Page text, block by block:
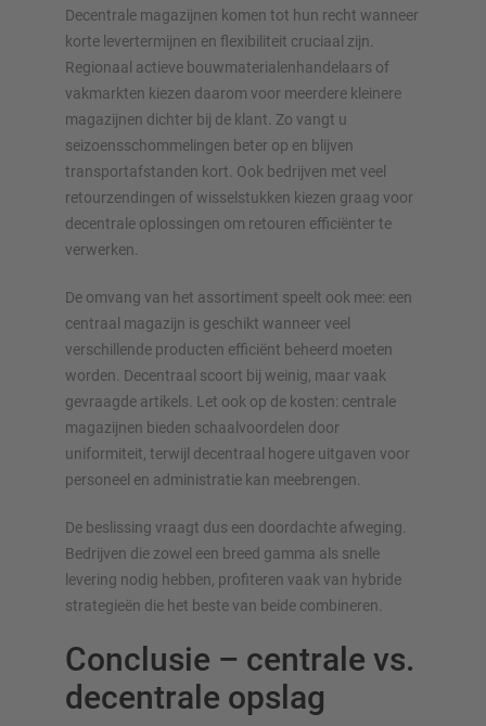
Decentrale magazijnen komen tot hun recht wanneer
korte levertermijnen en flexibiliteit cruciaal zijn.
Regionaal actieve bouwmaterialenhandelaars of
vakmarkten kiezen daarom voor meerdere kleinere
magazijnen dichter bij de klant. Zo vangt u
seizoensschommelingen beter op en blijven
transportafstanden kort. Ook bedrijven met veel
retourzendingen of wisselstukken kiezen graag voor
decentrale oplossingen om retouren efficiënter te
verwerken.
De omvang van het assortiment speelt ook mee: een
centraal magazijn is geschikt wanneer veel
verschillende producten efficiënt beheerd moeten
worden. Decentraal scoort bij weinig, maar vaak
gevraagde artikels. Let ook op de kosten: centrale
magazijnen bieden schaalvoordelen door
uniformiteit, terwijl decentraal hogere uitgaven voor
personeel en administratie kan meebrengen.
De beslissing vraagt dus een doordachte afweging.
Bedrijven die zowel een breed gamma als snelle
levering nodig hebben, profiteren vaak van hybride
strategieën die het beste van beide combineren.
Conclusie – centrale vs.
decentrale opslag